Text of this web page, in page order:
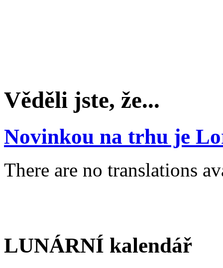
Věděli jste, že...
Novinkou na trhu je
There are no translations
LUNÁRNÍ kalendář